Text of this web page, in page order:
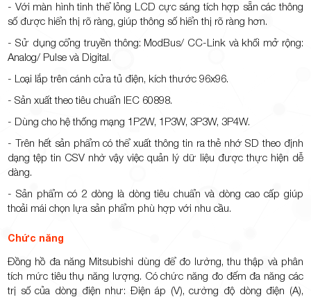
- Với màn hình tinh thể lỏng LCD cực sáng tích hợp sẵn các thông
số được hiển thị rõ ràng, giúp thông số hiển thị rõ ràng hơn.
- Sử dụng cổng truyền thông: ModBus/ CC-Link và khối mở rộng:
Analog/ Pulse và Digital.
- Loại lắp trên cánh cửa tủ điện, kích thước 96x96.
- Sản xuất theo tiêu chuẩn IEC 60898.
- Dùng cho hệ thống mạng 1P2W, 1P3W, 3P3W, 3P4W.
- Trên hết sản phẩm có thể xuất thông tin ra thẻ nhớ SD theo định
dạng tệp tin CSV nhờ vậy việc quản lý dữ liệu được thực hiện dễ
dàng.
- Sản phẩm có 2 dòng là dòng tiêu chuẩn và dòng cao cấp giúp
thoải mái chọn lựa sản phẩm phù hợp với nhu cầu.
Chức năng
Đồng hồ đa năng Mitsubishi dùng để đo lường, thu thập và phân
tích mức tiêu thụ năng lượng. Có chức năng đo đếm đa năng các
trị số của dòng điện như: Điện áp (V), cường độ dòng điện (A),